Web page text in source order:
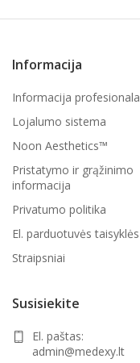
Informacija
Informacija
Lojalumo sistema
Noon Aesthetics™
Pristatymo ir grąžinimo
informacija
Privatumo politika
El. parduotuvės taisyklės
Straipsniai
Susisiekite
El. paštas:
admin@medexy.lt